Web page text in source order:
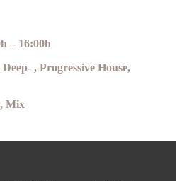
– 16:00h
, Progressive House,
Mix